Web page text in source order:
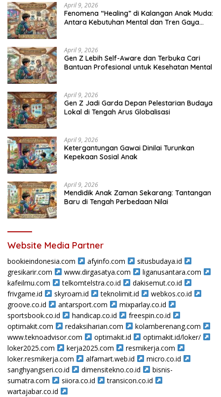
April 9, 2026
Fenomena “Healing” di Kalangan Anak Muda:
Antara Kebutuhan Mental dan Tren Gaya
April 9, 2026
Gen Z Lebih Self-Aware dan Terbuka Cari
Bantuan Profesional untuk Kesehatan Mental
April 9, 2026
Gen Z Jadi Garda Depan Pelestarian Budaya
Lokal di Tengah Arus Globalisasi
April 9, 2026
Ketergantungan Gawai Dinilai Turunkan
Kepekaan Sosial Anak
April 9, 2026
Mendidik Anak Zaman Sekarang: Tantangan
Baru di Tengah Perbedaan Nilai
Website Media Partner
bookieindonesia.com afyinfo.com
situsbudaya.id
gresikarir.com
www.dirgasatya.com
liganusantara.com
kafeilmu.com
telkomtelstra.co.id
dakisemut.co.id
frivgame.id
skyroam.id teknolimit.id
webkos.co.id
groove.co.id
antarsport.com
mixparlay.co.id
sportsbook.co.id
handicap.co.id
freespin.co.id
optimakit.com
redaksiharian.com
kolamberenang.com
www.teknoadvisor.com
optimakit.id
optimakit.id/loker/
loker2025.com
kerja2025.com
resmikerja.com
loker.resmikerja.com
alfamart.web.id
micro.co.id
sanghyangseri.co.id
dimensitekno.co.id
bisnis-
sumatra.com
siiora.co.id
transicon.co.id
wartajabar.co.id